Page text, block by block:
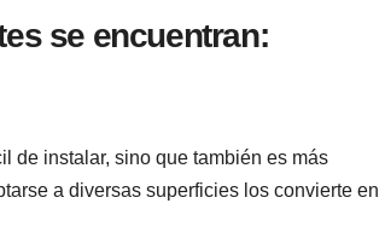
se encuentran:
de ⁤instalar, ​sino que también es más
a diversas ‌superficies los convierte‌ en​